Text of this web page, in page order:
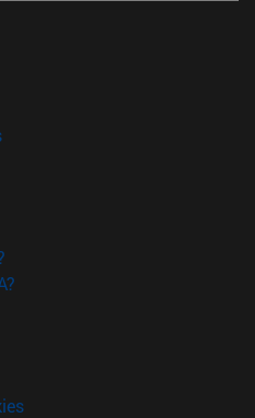
ventana)
(abre en nueva ventana)
en nueva ventana)